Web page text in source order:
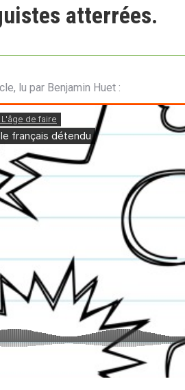
atterrées.
lu par Benjamin Huet :